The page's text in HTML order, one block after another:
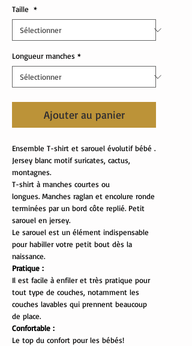
Taille *
Longueur manches *
Ajouter au panier
Ensemble T-shirt et sarouel évolutif bébé .
Jersey blanc motif suricates, cactus,
montagnes.
T-shirt à manches courtes ou
longues. Manches raglan et encolure ronde
terminées par un bord côte replié. Petit
sarouel en jersey.
Le sarouel est un élément indispensable
pour habiller votre petit bout dès la
naissance.
Pratique :
Il est facile à enfiler et très pratique pour
tout type de couches, notamment les
couches lavables qui prennent beaucoup
de place.
Confortable :
Le top du confort pour les bébés!